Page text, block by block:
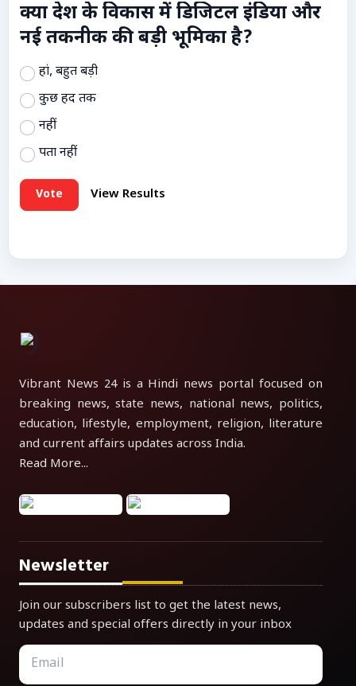
क्या देश के विकास में डिजिटल इंडिया और
नई तकनीक की बड़ी भूमिका है?
हां, बहुत बड़ी
कुछ हद तक
नहीं
पता नहीं
Vote View Results
Vibrant News 24 is a Hindi news portal focused on
breaking news, state news, national news, politics,
education, lifestyle, employment, religion, literature
and current affairs updates across India.
Read More...
Newsletter
Join our subscribers list to get the latest news,
updates and special offers directly in your inbox